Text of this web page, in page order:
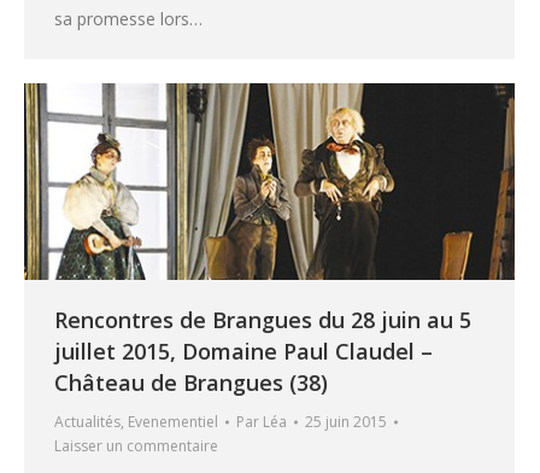
sa promesse lors…
Rencontres de Brangues du 28 juin au 5
juillet 2015, Domaine Paul Claudel –
Château de Brangues (38)
Actualités, Evenementiel Par Léa
25 juin 2015
Laisser un commentaire